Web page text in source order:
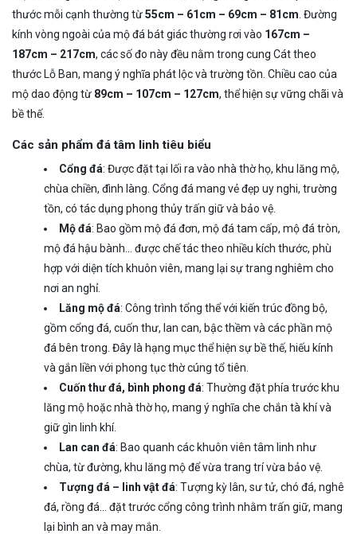
thước mỗi cạnh thường từ55cm – 61cm – 69cm – 81cm. Đường
kính vòng ngoài của mộ đá bát giác thường rơi vào 167cm –
187cm – 217cm, các số đo này đều nằm trong cung Cát theo
thước Lỗ Ban, mang ý nghĩa phát lộc và trường tồn. Chiều cao của
mộ dao động từ 89cm – 107cm – 127cm, thể hiện sự vững chãi và
bề thế.
Các sản phẩm đá tâm linh tiêu biểu
Cổng đá: Được đặt tại lối ra vào nhà thờ họ, khu lăng mộ,
chùa chiền, đình làng. Cổng đá mang vẻ đẹp uy nghi, trường
tồn, có tác dụng phong thủy trấn giữ và bảo vệ.
Mộ đá: Bao gồm mộ đá đơn, mộ đá tam cấp, mộ đá tròn,
mộ đá hậu bành… được chế tác theo nhiều kích thước, phù
hợp với diện tích khuôn viên, mang lại sự trang nghiêm cho
nơi an nghỉ.
Lăng mộ đá: Công trình tổng thể với kiến trúc đồng bộ,
gồm cổng đá, cuốn thư, lan can, bậc thềm và các phần mộ
đá bên trong. Đây là hạng mục thể hiện sự bề thế, hiếu kính
và gắn liền với phong tục thờ cúng tổ tiên.
Cuốn thư đá, bình phong đá: Thường đặt phía trước khu
lăng mộ hoặc nhà thờ họ, mang ý nghĩa che chắn tà khí và
giữ gìn linh khí.
Lan can đá: Bao quanh các khuôn viên tâm linh như
chùa, từ đường, khu lăng mộ để vừa trang trí vừa bảo vệ.
Tượng đá – linh vật đá: Tượng kỳ lân, sư tử, chó đá, nghê
đá, rồng đá… đặt trước cổng công trình nhằm trấn giữ, mang
lại bình an và may mắn.